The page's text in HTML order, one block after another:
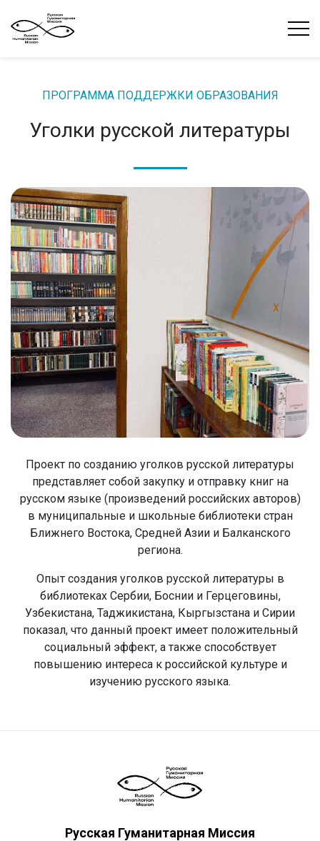
ПРОГРАММА ПОДДЕРЖКИ ОБРАЗОВАНИЯ
Уголки русской литературы
Проект по созданию уголков русской литературы
представляет собой закупку и отправку книг на
русском языке (произведений российских авторов)
в муниципальные и школьные библиотеки стран
Ближнего Востока, Средней Азии и Балканского
региона.
Опыт создания уголков русской литературы в
библиотеках Сербии, Боснии и Герцеговины,
Узбекистана, Таджикистана, Кыргызстана и Сирии
показал, что данный проект имеет положительный
социальный эффект, а также способствует
повышению интереса к российской культуре и
изучению русского языка.
Русская Гуманитарная Миссия